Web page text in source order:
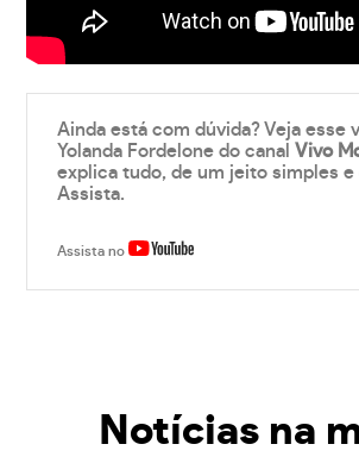
Ainda está com dúvida? Veja esse
Yolanda Fordelone do canalVivo
explica tudo, de um jeito simples e
Assista.
Assista no
Notícias na